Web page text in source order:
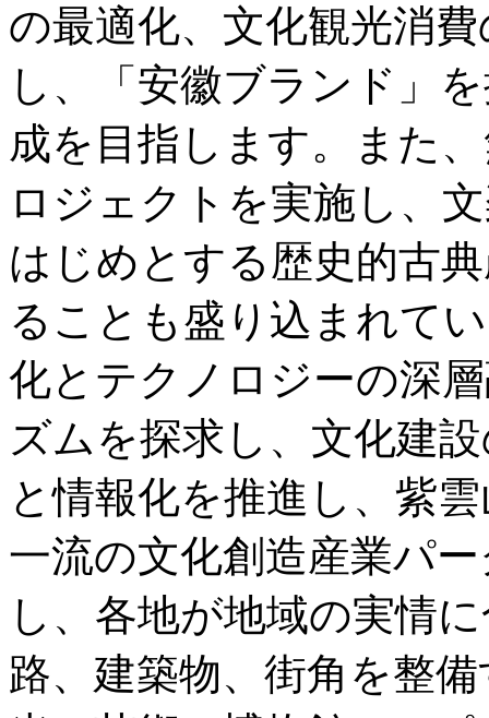
の最適化、文化観光消
し、「安徽ブランド」
成を目指します。また
ロジェクトを実施し、
はじめとする歴史的古
ることも盛り込まれて
化とテクノロジーの深
ズムを探求し、文化建
と情報化を推進し、紫
一流の文化創造産業パ
し、各地が地域の実情
路、建築物、街角を整